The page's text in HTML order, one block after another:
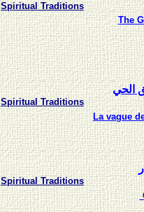
Spiritual Traditions
The
Spiritual Traditions
الحي
La vague
Spiritual Traditions